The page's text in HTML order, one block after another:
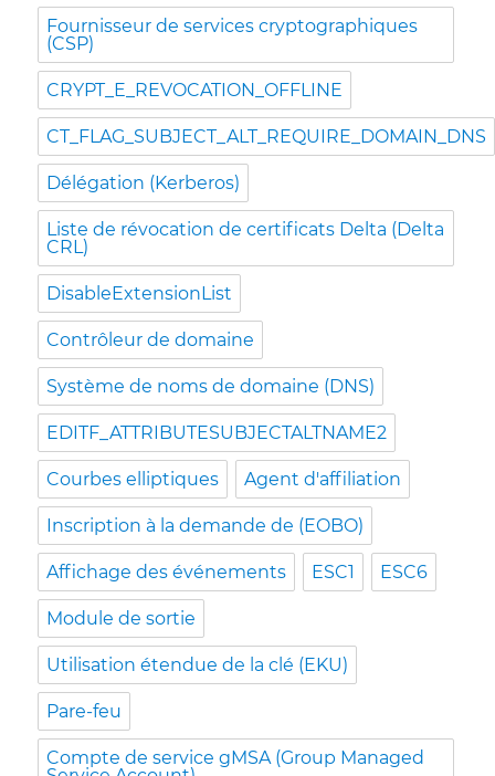
Fournisseur de services cryptographiques
(CSP)
CRYPT_E_REVOCATION_OFFLINE
CT_FLAG_SUBJECT_ALT_REQUIRE_DOMAIN_DNS
Délégation (Kerberos)
Liste de révocation de certificats Delta (Delta
CRL)
DisableExtensionList
Contrôleur de domaine
Système de noms de domaine (DNS)
EDITF_ATTRIBUTESUBJECTALTNAME2
Courbes elliptiques Agent d'affiliation
Inscription à la demande de (EOBO)
Affichage des événements ESC1 ESC6
Module de sortie
Utilisation étendue de la clé (EKU)
Pare-feu
Compte de service gMSA (Group Managed